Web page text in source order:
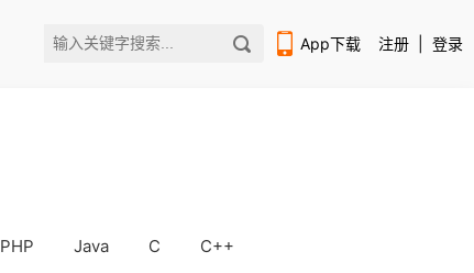
App下载 注册 登录
PHP Java C
C++